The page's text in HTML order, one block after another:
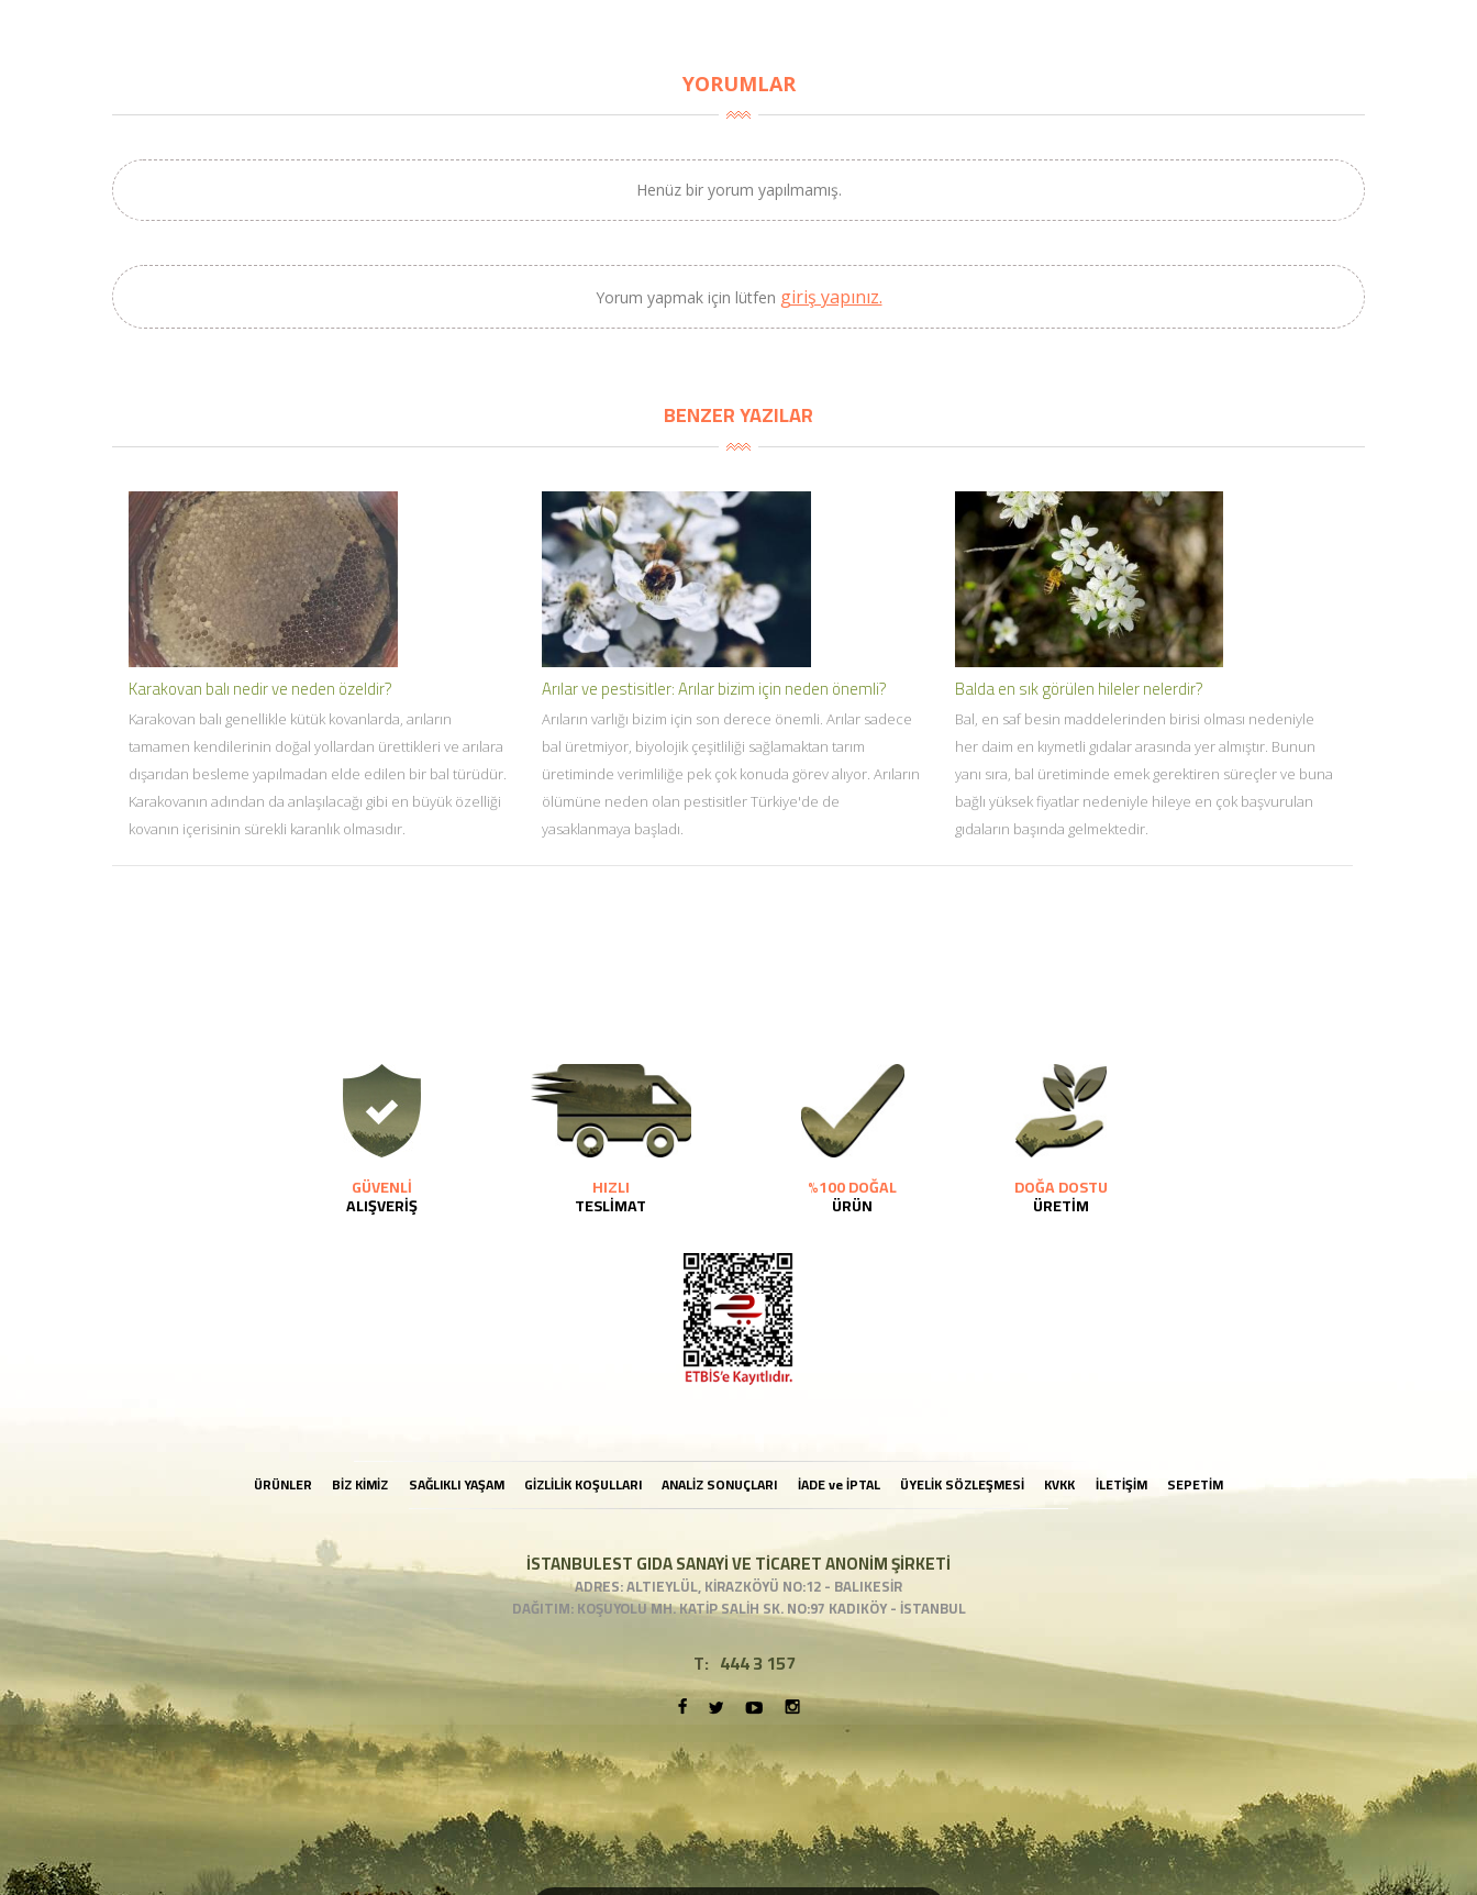
YORUMLAR
Henüz bir yorum yapılmamış.
Yorum yapmak için lütfen giriş yapınız.
BENZER YAZILAR
Karakovan balı nedir ve neden özeldir?
Karakovan balı genellikle kütük kovanlarda, arıların
tamamen kendilerinin doğal yollardan ürettikleri ve arılara
dışarıdan besleme yapılmadan elde edilen bir bal türüdür.
Karakovanın adından da anlaşılacağı gibi en büyük özelliği
kovanın içerisinin sürekli karanlık olmasıdır.
Arılar ve pestisitler: Arılar bizim için neden önemli?
Arıların varlığı bizim için son derece önemli. Arılar sadece
bal üretmiyor, biyolojik çeşitliliği sağlamaktan tarım
üretiminde verimliliğe pek çok konuda görev alıyor. Arıların
ölümüne neden olan pestisitler Türkiye'de de
yasaklanmaya başladı.
Balda en sık görülen hileler nelerdir?
Bal, en saf besin maddelerinden birisi olması nedeniyle
her daim en kıymetli gıdalar arasında yer almıştır. Bunun
yanı sıra, bal üretiminde emek gerektiren süreçler ve buna
bağlı yüksek fiyatlar nedeniyle hileye en çok başvurulan
gıdaların başında gelmektedir.
GÜVENLİ
ALIŞVERİŞ
HIZLI
TESLİMAT
%100 DOĞAL
ÜRÜN
DOĞA DOSTU
ÜRETİM
ÜRÜNLER BİZ KİMİZ SAĞLIKLI YAŞAM GİZLİLİK KOŞULLARI ANALİZ SONUÇLARI İADE ve İPTAL ÜYELİK SÖZLEŞMESİ KVKK İLETİŞİM SEPETİM
İSTANBULEST GIDA SANAYİ VE TİCARET ANONİM ŞİRKETİ
ADRES: ALTIEYLÜL, KİRAZKÖYÜ NO:12 - BALIKESİR
DAĞITIM: KOŞUYOLU MH. KATİP SALİH SK. NO:97 KADIKÖY - İSTANBUL
T: 444 3 157